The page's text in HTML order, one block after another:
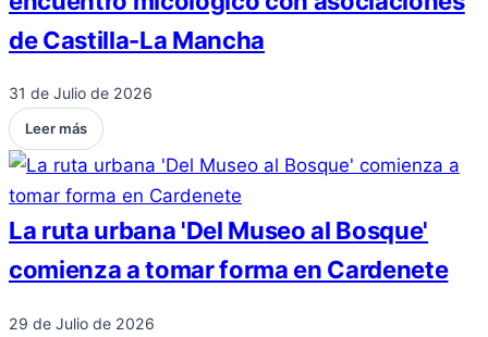
de Castilla-La Mancha
31 de Julio de 2026
Leer más
La ruta urbana 'Del Museo al Bosque'
comienza a tomar forma en Cardenete
29 de Julio de 2026